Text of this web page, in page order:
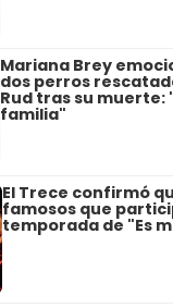
Mariana Brey
dos perros
Rud tras su muerte:
familia"
El Trece confirmó
famosos que
temporada de "Es